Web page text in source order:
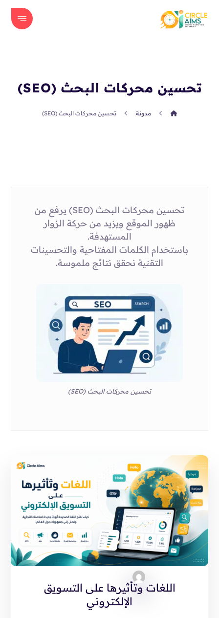
تحسين محركات البحث (SEO)
مدونة تحسين محركات البحث (SEO)
تحسين محركات البحث (SEO) يرفع من
ظهور الموقع ويزيد من حركة الزوار
المستهدفة.
باستخدام الكلمات المفتاحية والتحسينات
التقنية نحقق نتائج ملموسة.
تحسين محركات البحث (SEO)
اللغات وتأثيرها على التسويق
الإلكتروني